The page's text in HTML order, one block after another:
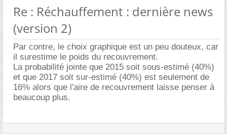
Re : Réchauffement : dernière news
(version 2)
Par contre, le choix graphique est un peu douteux, car
il surestime le poids du recouvrement.
La probabilité jointe que 2015 soit sous-estimé (40%)
et que 2017 soit sur-estimé (40%) est seulement de
16% alors que l'aire de recouvrement laisse penser à
beaucoup plus.